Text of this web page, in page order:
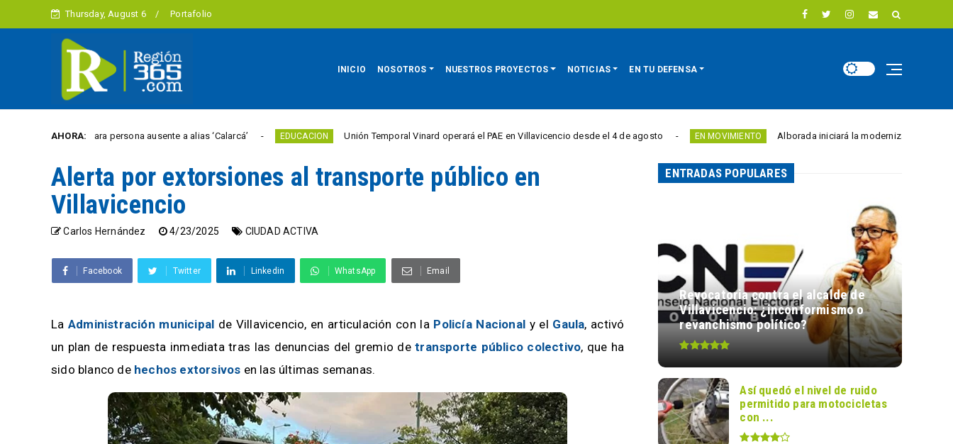
Thursday, August 6 Portafolio
INICIO NOSOTROS NUESTROS PROYECTOS NOTICIAS EN TU DEFENSA
AHORA:
declara persona ausente a alias ‘Calarcá’ EDUCACION Unión Temporal Vinard operará el PAE en Villavicencio desde el 4 de agosto EN MOVIMIENTO Alborada iniciará la modernización de los
Alerta por extorsiones al transporte público en
Villavicencio
Carlos Hernández 4/23/2025 CIUDAD ACTIVA
Facebook Twitter Linkedin WhatsApp Email
La Administración municipal de Villavicencio, en articulación con la Policía Nacionaly el Gaula, activó
un plan de respuesta inmediata tras las denuncias del gremio detransporte público colectivo, que ha
sido blanco de hechos extorsivos en las últimas semanas.
ENTRADAS POPULARES
Revocatoria contra el alcalde de
Villavicencio: ¿inconformismo o
revanchismo político?
Así quedó el nivel de ruido
permitido para motocicletas
con ...